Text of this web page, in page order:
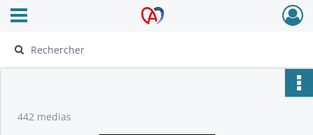
Archives Alsace - Colmar
Ouvrir le menu déroulant
442 medias